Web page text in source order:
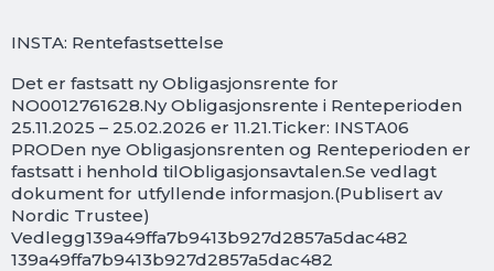
INSTA: Rentefastsettelse
Det er fastsatt ny Obligasjonsrente for
NO0012761628.Ny Obligasjonsrente i Renteperioden
25.11.2025 – 25.02.2026 er 11.21.Ticker: INSTA06
PRODen nye Obligasjonsrenten og Renteperioden er
fastsatt i henhold tilObligasjonsavtalen.Se vedlagt
dokument for utfyllende informasjon.(Publisert av
Nordic Trustee)
Vedlegg139a49ffa7b9413b927d2857a5dac482
139a49ffa7b9413b927d2857a5dac482